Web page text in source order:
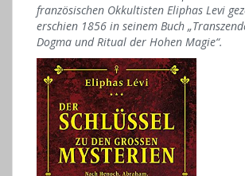
französischen Okkultisten Eliphas Levi
erschien 1856 in seinem Buch
Dogma und Ritual der Hohen Magie“.